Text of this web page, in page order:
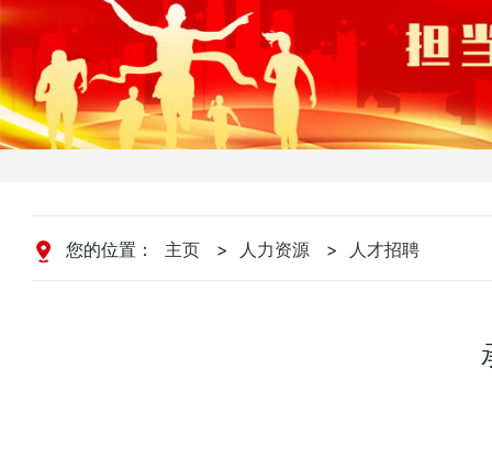
您的位置： 主页 > 人力资源 > 人才招聘